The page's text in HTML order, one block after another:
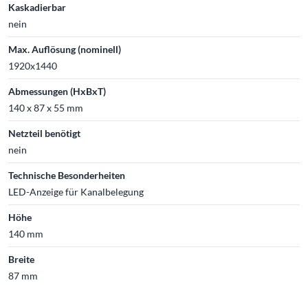
Kaskadierbar
nein
Max. Auflösung (nominell)
1920x1440
Abmessungen (HxBxT)
140 x 87 x 55 mm
Netzteil benötigt
nein
Technische Besonderheiten
LED-Anzeige für Kanalbelegung
Höhe
140 mm
Breite
87 mm